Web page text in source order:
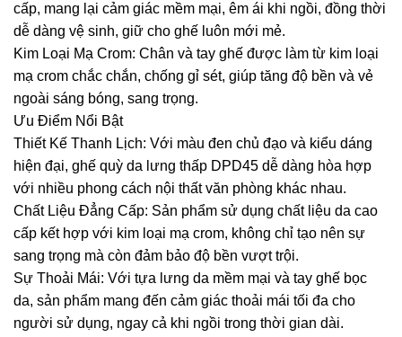
cấp, mang lại cảm giác mềm mại, êm ái khi ngồi, đồng thời
dễ dàng vệ sinh, giữ cho ghế luôn mới mẻ.
Kim Loại Mạ Crom: Chân và tay ghế được làm từ kim loại
mạ crom chắc chắn, chống gỉ sét, giúp tăng độ bền và vẻ
ngoài sáng bóng, sang trọng.
Ưu Điểm Nổi Bật
Thiết Kế Thanh Lịch: Với màu đen chủ đạo và kiểu dáng
hiện đại, ghế quỳ da lưng thấp DPD45 dễ dàng hòa hợp
với nhiều phong cách nội thất văn phòng khác nhau.
Chất Liệu Đẳng Cấp: Sản phẩm sử dụng chất liệu da cao
cấp kết hợp với kim loại mạ crom, không chỉ tạo nên sự
sang trọng mà còn đảm bảo độ bền vượt trội.
Sự Thoải Mái: Với tựa lưng da mềm mại và tay ghế bọc
da, sản phẩm mang đến cảm giác thoải mái tối đa cho
người sử dụng, ngay cả khi ngồi trong thời gian dài.